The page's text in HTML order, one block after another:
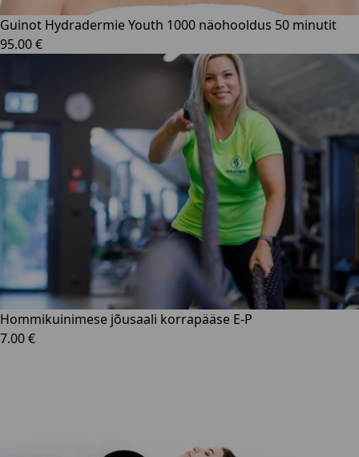
Guinot Hydradermie Youth 1000 näohooldus 50 minutit
95.00 €
Hommikuinimese jõusaali korrapääse E-P
7.00 €